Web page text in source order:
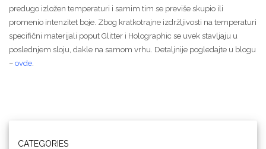
predugo izložen temperaturi i samim tim se previše skupio ili
promenio intenzitet boje. Zbog kratkotrajne izdržljivosti na temperaturi
specifični materijali poput Glitter i Holographic se uvek stavljaju u
poslednjem sloju, dakle na samom vrhu. Detaljnije pogledajte u blogu
– ovde
CATEGORIES